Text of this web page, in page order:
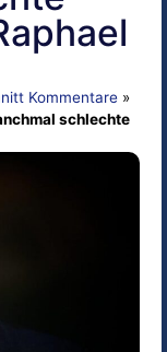
Kommentare »
schlechte